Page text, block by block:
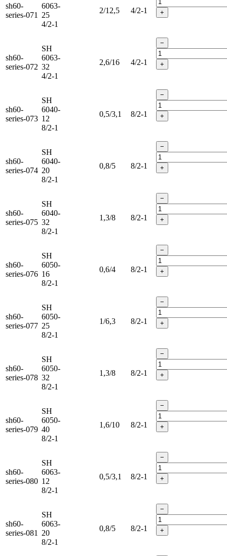
sh60-
series-071
6063-
25
4/2-1
2/12,5 4/2-1 +
sh60-
series-072
SH
6063-
32
4/2-1
2,6/16 4/2-1
−
+
sh60-
series-073
SH
6040-
12
8/2-1
0,5/3,1 8/2-1
−
+
sh60-
series-074
SH
6040-
20
8/2-1
0,8/5 8/2-1
−
+
sh60-
series-075
SH
6040-
32
8/2-1
1,3/8 8/2-1
−
+
sh60-
series-076
SH
6050-
16
8/2-1
0,6/4 8/2-1
−
+
sh60-
series-077
SH
6050-
25
8/2-1
1/6,3 8/2-1
−
+
sh60-
series-078
SH
6050-
32
8/2-1
1,3/8 8/2-1
−
+
sh60-
series-079
SH
6050-
40
8/2-1
1,6/10 8/2-1
−
+
sh60-
series-080
SH
6063-
12
8/2-1
0,5/3,1 8/2-1
−
+
sh60-
series-081
SH
6063-
20
8/2-1
0,8/5 8/2-1
−
+